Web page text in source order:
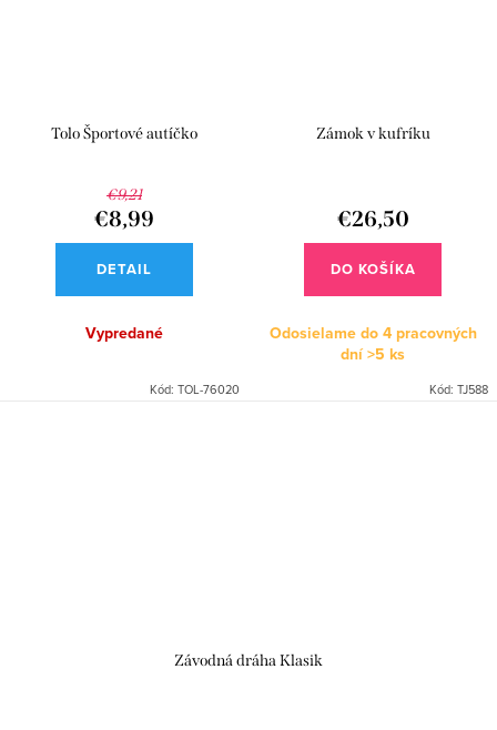
Tolo Športové autíčko
€9,21
€8,99
DETAIL
Vypredané
Kód: TOL-76020
Zámok v kufríku
€26,50
DO KOŠÍKA
Odosielame do 4 pracovných
dní>5 ks
Kód: TJ588
Závodná dráha Klasik